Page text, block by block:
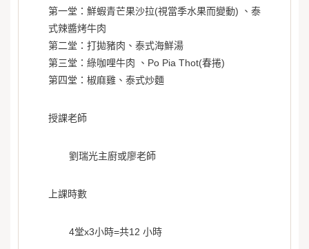
第一堂：鮮蝦青芒果沙拉(視當季水果而變動) 、泰
式辣醬烤牛肉
第二堂：打拋豬肉、泰式海鮮湯
第三堂：綠咖哩牛肉 、Po Pia Thot(春捲)
第四堂：椒麻雞、泰式炒麵
授課老師
劉瑞光主廚或廖老師
上課時數
4堂x3小時=共12 小時